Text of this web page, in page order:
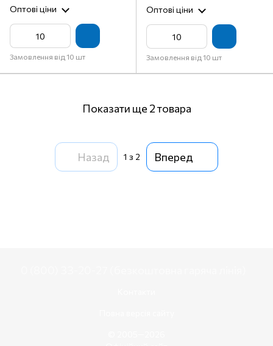
Оптові ціни
Замовлення від 10 шт
Оптові ціни
Замовлення від 10 шт
Показати ще 2 товара
Назад 1 з 2 Вперед